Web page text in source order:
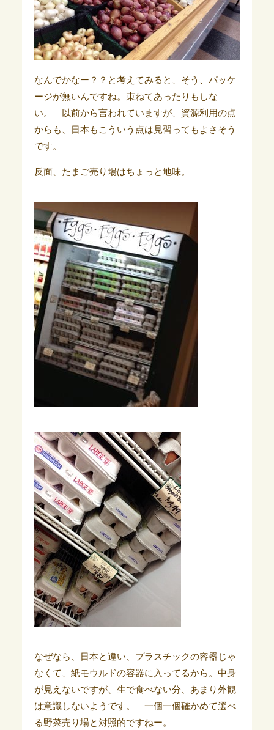
なんでかなー？？と考えてみると、そう、パッケ
ージが無いんですね。束ねてあったりもしな
い。 以前から言われていますが、資源利用の点
からも、日本もこういう点は見習ってもよさそう
です。
反面、たまご売り場はちょっと地味。
なぜなら、日本と違い、プラスチックの容器じゃ
なくて、紙モウルドの容器に入ってるから。中身
が見えないですが、生で食べない分、あまり外観
は意識しないようです。 一個一個確かめて選べ
る野菜売り場と対照的ですねー。